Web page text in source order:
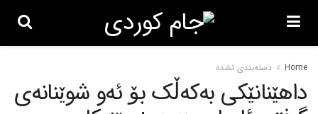
Home دسته‌بندی نشده
داهێنانێکی به‌که‌ڵک بۆ ئه‌و شوێنانه‌ی